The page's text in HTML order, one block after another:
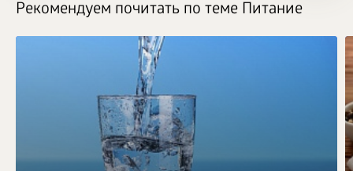
Рекомендуем почитать по теме Питание